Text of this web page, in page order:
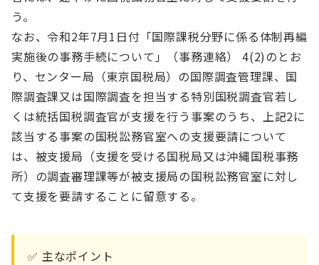
う。
なお、令和2年7月1日付「国際課税分野に係る体制再編
実施後の事務手続について」（事務連絡） 4(2)のとお
り、センター局（東京国税局）の国際調査管理課、国
際調査課又は国際調査を担当する特別国税調査官若し
くは統括国税調査官が支援を行う事案のうち、上記2に
該当する事案の国税訟務官室への支援要請について
は、被支援局（支援を受ける国税局又は沖縄国税事務
所）の調査審理課等が被支援局の国税訟務官室に対し
て支援を要請することに留意する。
✅ 主なポイント